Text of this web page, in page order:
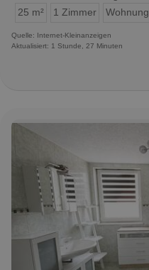
25 m²
1 Zimmer Wohnung
Quelle: Internet-Kleinanzeigen
Aktualisiert: 1 Stunde, 27 Minuten